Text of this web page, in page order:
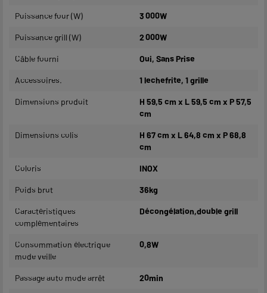
Puissance four (W) 3 000W
Puissance grill (W) 2 000W
Câble fourni Oui, Sans Prise
Accessoires. 1 lechefrite, 1 grille
Dimensions produit
H 59,5 cm x L 59,5 cm x P 57,5
cm
Dimensions colis
H 67 cm x L 64,8 cm x P 68,8
cm
Coloris INOX
Poids brut 36kg
Caractéristiques
complémentaires
Décongélation,double grill
Consommation électrique
mode veille
0,8W
Passage auto mode arrêt 20min